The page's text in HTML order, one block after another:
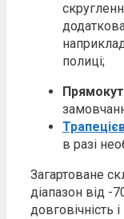
полиці;
в разі
Загартоване
діапазон від -
довговічність